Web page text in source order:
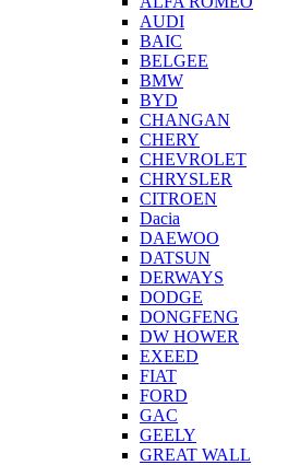
AUDI
BAIC
BELGEE
BMW
BYD
CHANGAN
CHERY
CHEVROLET
CHRYSLER
CITROEN
Dacia
DAEWOO
DATSUN
DERWAYS
DODGE
DONGFENG
DW HOWER
EXEED
FIAT
FORD
GAC
GEELY
GREAT WALL